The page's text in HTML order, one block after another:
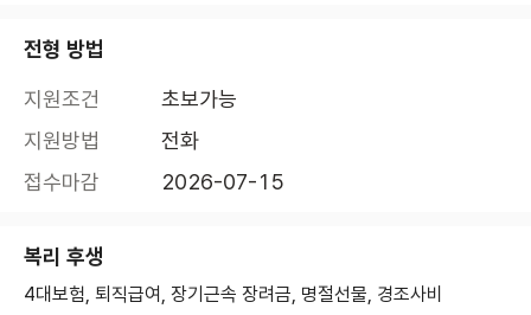
전형 방법
지원조건
초보가능
지원방법
전화
접수마감
2026-07-15
복리 후생
4대보험, 퇴직급여, 장기근속 장려금, 명절선물, 경조사비